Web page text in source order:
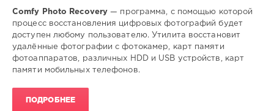
Comfy Photo Recovery — программа, с помощью которой
процесс восстановления цифровых фотографий будет
доступен любому пользователю. Утилита восстановит
удалённые фотографии с фотокамер, карт памяти
фотоаппаратов, различных HDD и USB устройств, карт
памяти мобильных телефонов.
ПОДРОБНЕЕ